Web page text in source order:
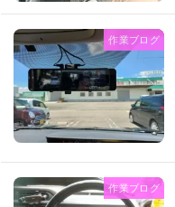
作業ブログ
作業ブログ